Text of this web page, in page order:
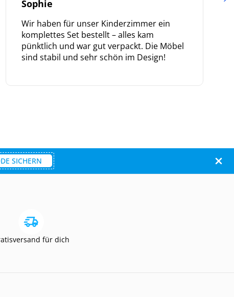
Sophie
Wir haben für unser Kinderzimmer ein
komplettes Set bestellt – alles kam
pünktlich und war gut verpackt. Die Möbel
sind stabil und sehr schön im Design!
SICHERN
für dich